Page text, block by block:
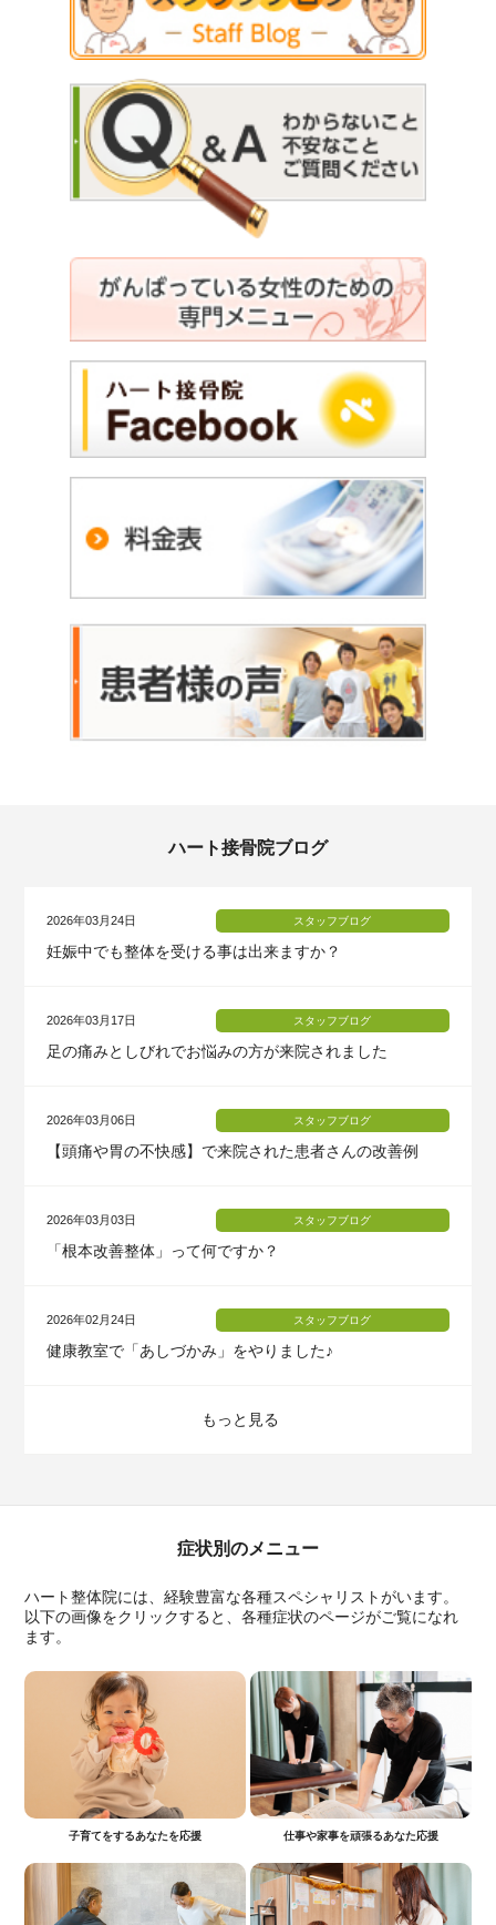
ハート接骨院ブログ
2026年03月24日 スタッフブログ
妊娠中でも整体を受ける事は出来ますか？
2026年03月17日 スタッフブログ
足の痛みとしびれでお悩みの方が来院されました
2026年03月06日 スタッフブログ
【頭痛や胃の不快感】で来院された患者さんの改善例
2026年03月03日 スタッフブログ
「根本改善整体」って何ですか？
2026年02月24日 スタッフブログ
健康教室で「あしづかみ」をやりました♪
もっと見る
症状別のメニュー
ハート整体院には、経験豊富な各種スペシャリストがいます。
以下の画像をクリックすると、各種症状のページがご覧になれ
ます。
子育てをするあなたを応援 仕事や家事を頑張るあなた応援